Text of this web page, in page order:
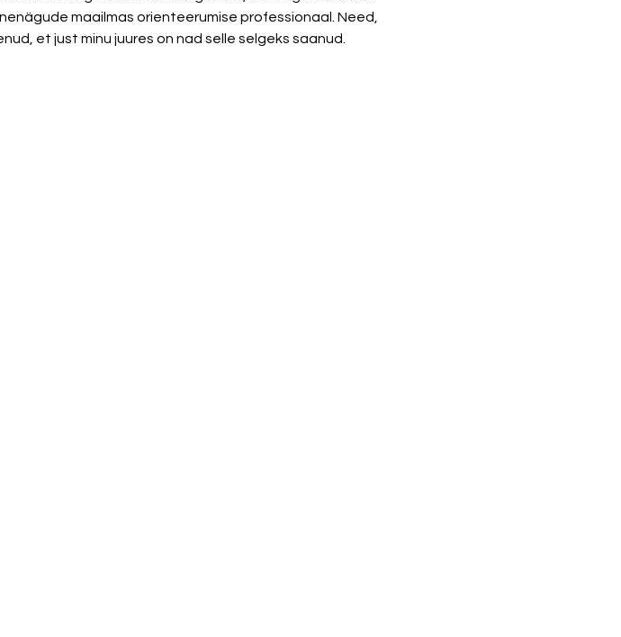
maailmas orienteerumise professionaal. Need,
et just minu juures on nad selle selgeks saanud.